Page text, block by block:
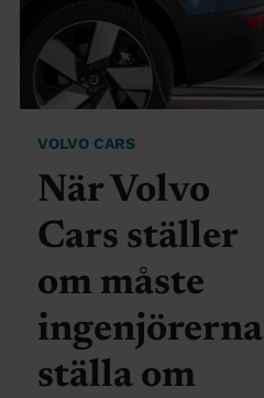
VOLVO CARS
När Volvo
Cars ställer
om måste
ingenjörerna
ställa om